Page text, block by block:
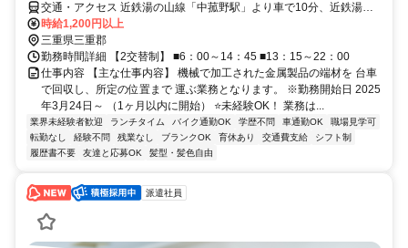
交通・アクセス 近鉄湯の山線「中菰野駅」より車で10分、近鉄湯の
山線「菰野駅」より車で10分
時給1,200円以上
三重県三重郡
勤務時間詳細 【2交替制】 ■6：00～14：45 ■13：15～22：00
仕事内容 【主な仕事内容】 機械で加工された金属製品の端材を 台車
で回収し、所定の位置まで 運ぶ業務となります。 ※勤務開始日 2025
年3月24日～ （1ヶ月以内に開始） ⭐未経験OK！ 業務は...
業界未経験者歓迎 ランチタイム バイク通勤OK 学歴不問 車通勤OK
職場見学可
転勤なし
経験不問 残業なし ブランクOK 育休あり 交通費支給
シフト制
履歴書不要
友達と応募OK 髪型・髪色自由
派遣社員